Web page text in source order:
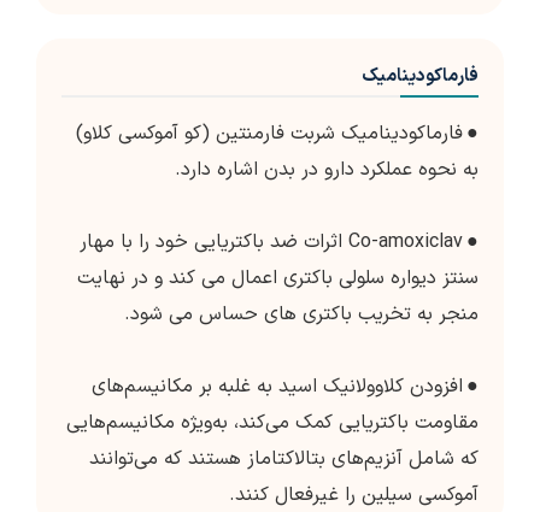
فارماکودینامیک
●فارماکودینامیک شربت فارمنتین (کو آموکسی کلاو)
به نحوه عملکرد دارو در بدن اشاره دارد.
●
Co-amoxiclav اثرات ضد باکتریایی خود را با مهار
سنتز دیواره سلولی باکتری اعمال می کند و در نهایت
منجر به تخریب باکتری های حساس می شود.
● افزودن کلاوولانیک اسید به غلبه بر مکانیسم‌های
مقاومت باکتریایی کمک می‌کند، به‌ویژه مکانیسم‌هایی
که شامل آنزیم‌های بتالاکتاماز هستند که می‌توانند
آموکسی سیلین را غیرفعال کنند.